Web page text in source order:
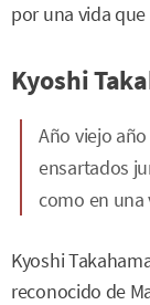
por una vida
Kyoshi
Año viejo
ensartados
como en una
Kyoshi
reconocido de